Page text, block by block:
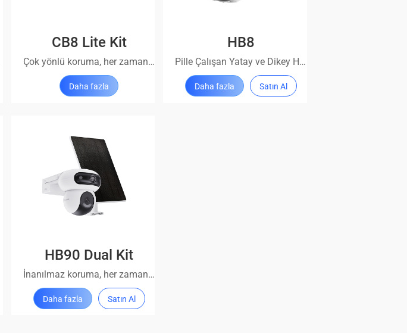
CB8 Lite Kit
Çok yönlü koruma, her zaman açık
Daha fazla
HB8
Pille Çalışan Yatay ve Dikey Hareketli Wi-Fi Kamera
Daha fazla Satın Al
HB90 Dual Kit
İnanılmaz koruma, her zaman çalışır durumda
Daha fazla Satın Al